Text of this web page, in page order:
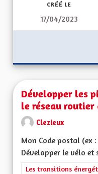
CRÉÉ LE
17/04/2023
Développer les
le réseau routier
Clezieux
Mon Code postal (ex
Développer le vélo et
Filtrer les résultats de
Les transitions